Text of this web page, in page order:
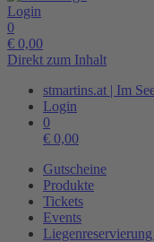
Login
0
€ 0,00
Direkt zum Inhalt
stmartins.at | Im
Login
0
€ 0,00
Gutscheine
Produkte
Tickets
Events